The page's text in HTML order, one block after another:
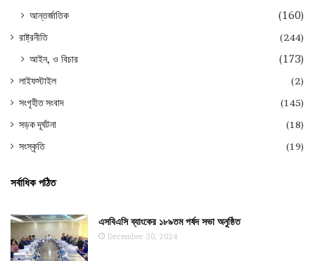
আন্তর্জাতিক (160)
রাষ্ট্রনীতি (244)
আইন, ও বিচার (173)
লাইফস্টাইল
(2)
সংগৃহীত সংবাদ
(145)
সড়ক দূর্ঘটনা
(18)
সংস্কৃতি
(19)
সর্বাধিক পঠিত
এসবিএসি ব্যাংকের ১৮৯তম পর্ষদ সভা অনুষ্ঠিত
December 30, 2024